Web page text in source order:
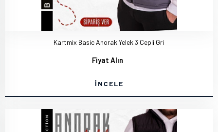
Kartmix Basic Anorak Yelek 3 Cepli Gri
Fiyat Alın
İNCELE